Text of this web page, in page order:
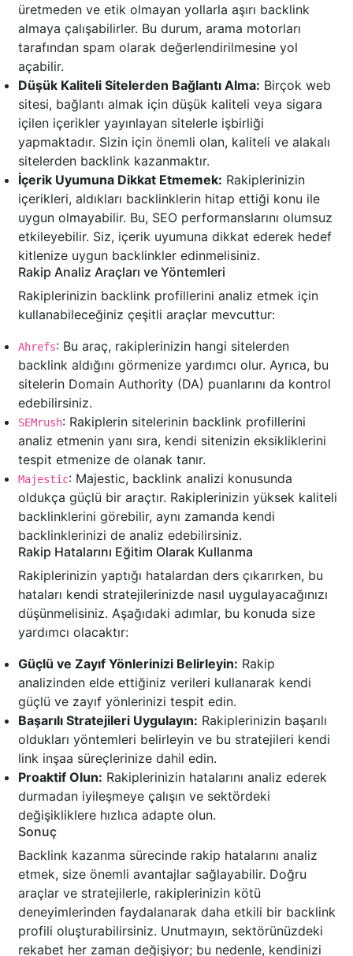
üretmeden ve etik olmayan yollarla aşırı backlink
almaya çalışabilirler. Bu durum, arama motorları
tarafından spam olarak değerlendirilmesine yol
açabilir.
Düşük Kaliteli Sitelerden Bağlantı Alma: Birçok web
sitesi, bağlantı almak için düşük kaliteli veya sigara
içilen içerikler yayınlayan sitelerle işbirliği
yapmaktadır. Sizin için önemli olan, kaliteli ve alakalı
sitelerden backlink kazanmaktır.
İçerik Uyumuna Dikkat Etmemek: Rakiplerinizin
içerikleri, aldıkları backlinklerin hitap ettiği konu ile
uygun olmayabilir. Bu, SEO performanslarını olumsuz
etkileyebilir. Siz, içerik uyumuna dikkat ederek hedef
kitlenize uygun backlinkler edinmelisiniz.
Rakip Analiz Araçları ve Yöntemleri
Rakiplerinizin backlink profillerini analiz etmek için
kullanabileceğiniz çeşitli araçlar mevcuttur:
Ahrefs: Bu araç, rakiplerinizin hangi sitelerden
backlink aldığını görmenize yardımcı olur. Ayrıca, bu
sitelerin Domain Authority (DA) puanlarını da kontrol
edebilirsiniz.
SEMrush: Rakiplerin sitelerinin backlink profillerini
analiz etmenin yanı sıra, kendi sitenizin eksikliklerini
tespit etmenize de olanak tanır.
Majestic: Majestic, backlink analizi konusunda
oldukça güçlü bir araçtır. Rakiplerinizin yüksek kaliteli
backlinklerini görebilir, aynı zamanda kendi
backlinklerinizi de analiz edebilirsiniz.
Rakip Hatalarını Eğitim Olarak Kullanma
Rakiplerinizin yaptığı hatalardan ders çıkarırken, bu
hataları kendi stratejilerinizde nasıl uygulayacağınızı
düşünmelisiniz. Aşağıdaki adımlar, bu konuda size
yardımcı olacaktır:
Güçlü ve Zayıf Yönlerinizi Belirleyin: Rakip
analizinden elde ettiğiniz verileri kullanarak kendi
güçlü ve zayıf yönlerinizi tespit edin.
Başarılı Stratejileri Uygulayın: Rakiplerinizin başarılı
oldukları yöntemleri belirleyin ve bu stratejileri kendi
link inşaa süreçlerinize dahil edin.
Proaktif Olun: Rakiplerinizin hatalarını analiz ederek
durmadan iyileşmeye çalışın ve sektördeki
değişikliklere hızlıca adapte olun.
Sonuç
Backlink kazanma sürecinde rakip hatalarını analiz
etmek, size önemli avantajlar sağlayabilir. Doğru
araçlar ve stratejilerle, rakiplerinizin kötü
deneyimlerinden faydalanarak daha etkili bir backlink
profili oluşturabilirsiniz. Unutmayın, sektörünüzdeki
rekabet her zaman değişiyor; bu nedenle, kendinizi